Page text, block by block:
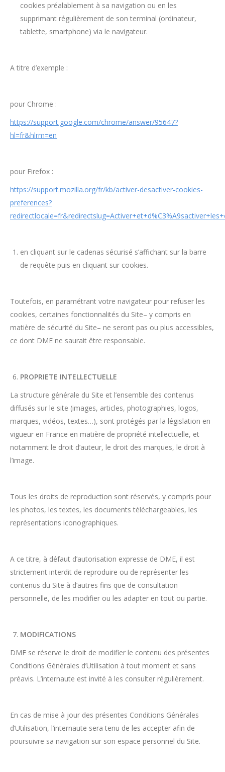
cookies préalablement à sa navigation ou en les
supprimant régulièrement de son terminal (ordinateur,
tablette, smartphone) via le navigateur.
A titre d’exemple :
pour Chrome :
https://support.google.com/chrome/answer/95647?
hl=fr&hlrm=en
pour Firefox :
https://support.mozilla.org/fr/kb/activer-desactiver-cookies-
preferences?
en cliquant sur le cadenas sécurisé s’affichant sur la barre
de requête puis en cliquant sur cookies.
Toutefois, en paramétrant votre navigateur pour refuser les
cookies, certaines fonctionnalités du Site– y compris en
matière de sécurité du Site– ne seront pas ou plus accessibles,
ce dont DME ne saurait être responsable.
PROPRIETE INTELLECTUELLE
La structure générale du Site et l’ensemble des contenus
diffusés sur le site (images, articles, photographies, logos,
marques, vidéos, textes…), sont protégés par la législation en
vigueur en France en matière de propriété intellectuelle, et
notamment le droit d’auteur, le droit des marques, le droit à
l’image.
Tous les droits de reproduction sont réservés, y compris pour
les photos, les textes, les documents téléchargeables, les
représentations iconographiques.
A ce titre, à défaut d’autorisation expresse de DME, il est
strictement interdit de reproduire ou de représenter les
contenus du Site à d’autres fins que de consultation
personnelle, de les modifier ou les adapter en tout ou partie.
MODIFICATIONS
DME se réserve le droit de modifier le contenu des présentes
Conditions Générales d’Utilisation à tout moment et sans
préavis. L’internaute est invité à les consulter régulièrement.
En cas de mise à jour des présentes Conditions Générales
d’Utilisation, l’internaute sera tenu de les accepter afin de
poursuivre sa navigation sur son espace personnel du Site.